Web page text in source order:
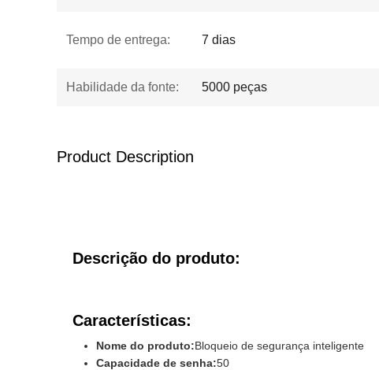
Tempo de entrega: 7 dias
Habilidade da fonte: 5000 peças
Product Description
Descrição do produto:
Características:
Nome do produto:Bloqueio de segurança inteligente
Capacidade de senha:50